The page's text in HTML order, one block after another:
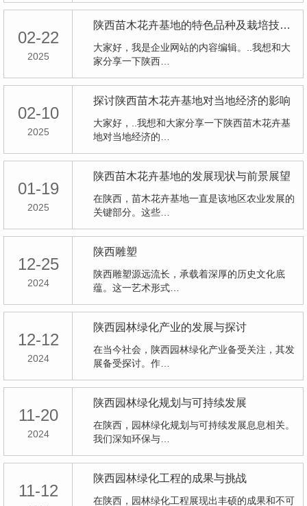
02-22
2025
陕西苗木花卉基地的特色品种及栽培技术分享
大家好，我是企业网站的内容编辑。..我想和大
家分享一下陕西…
02-10
2025
探讨陕西苗木花卉基地对当地经济的影响
大家好，..我想和大家分享一下陕西苗木花卉基
地对当地经济的…
01-19
2025
陕西苗木花卉基地的发展现状与前景展望
在陕西，苗木花卉基地一直是该地区农业发展的
关键部分。这些…
12-25
2024
陕西雕塑
陕西雕塑源远流长，承载着深厚的历史文化底
蕴。这一艺术形式…
12-12
2024
陕西园林绿化产业的发展与探讨
在当今社会，陕西园林绿化产业备受关注，其发
展备受探讨。作…
11-20
2024
陕西园林绿化规划与可持续发展
在陕西，园林绿化规划与可持续发展息息相关。
我们深知环保与…
11-12
陕西园林绿化工程的成果与挑战
在陕西，园林绿化工程展现出丰硕的成果和不可